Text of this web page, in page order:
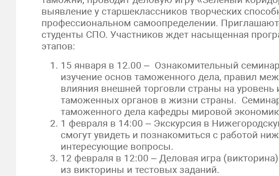
выявление у старшеклассников творческих
профессиональном самоопределении.
студенты СПО. Участников ждет насыщенная
этапов:
15 января в 12.00 – Ознакомительный
изучение основ таможенного дела, правил
влияния внешней торговли страны на
таможенных органов в жизни страны.
таможенного дела кафедры мировой
1 февраля в 14:00 – Экскурсия в
смогут увидеть и познакомиться с работой
интересующие вопросы.
12 февраля в 12:00 – Деловая игра
из викторины и тестовых заданий.